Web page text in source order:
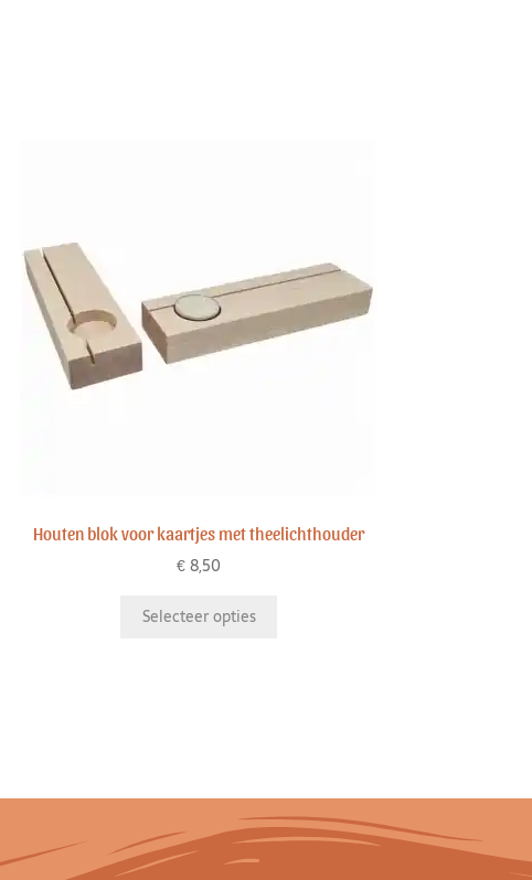
Houten blok voor kaartjes met theelichthouder
€8,50
Selecteer opties